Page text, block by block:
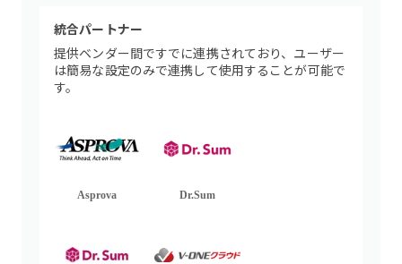
統合パートナー
提供ベンダー間ですでに連携されており、ユーザー
は簡易な設定のみで連携して使用することが可能で
す。
Asprova Dr.Sum